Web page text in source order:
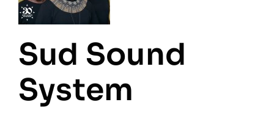
Sud Sound
System